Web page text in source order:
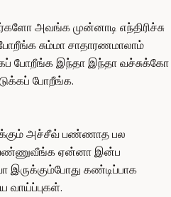
அவங்க முன்னாடி எந்திரிச்சு
சும்மா சாதாரணமாலாம்
போறீங்க இந்தா இந்தா வச்சுக்கோ
போறீங்க.
அச்சீவ் பண்ணாத பல
ஏன்னா இன்ப
இருக்கும்போது கண்டிப்பாக
வாய்ப்புகள்.